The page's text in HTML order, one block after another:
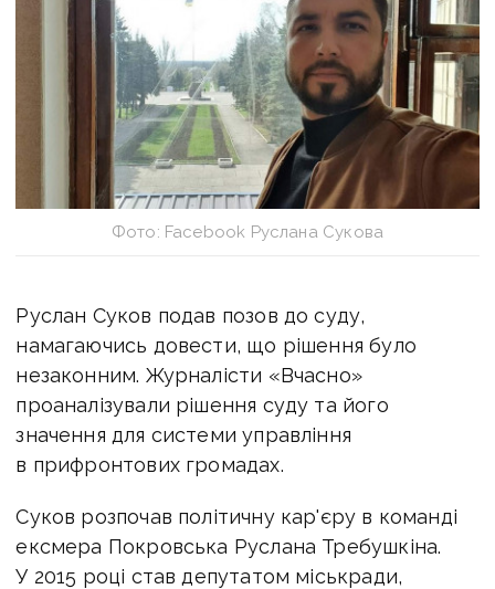
Фото: Facebook Руслана Сукова
Руслан Суков подав позов до суду,
намагаючись довести, що рішення було
незаконним. Журналісти «Вчасно»
проаналізували рішення суду та його
значення для системи управління
в прифронтових громадах.
Суков розпочав політичну кар'єру в команді
ексмера Покровська Руслана Требушкіна.
У 2015 році став депутатом міськради,